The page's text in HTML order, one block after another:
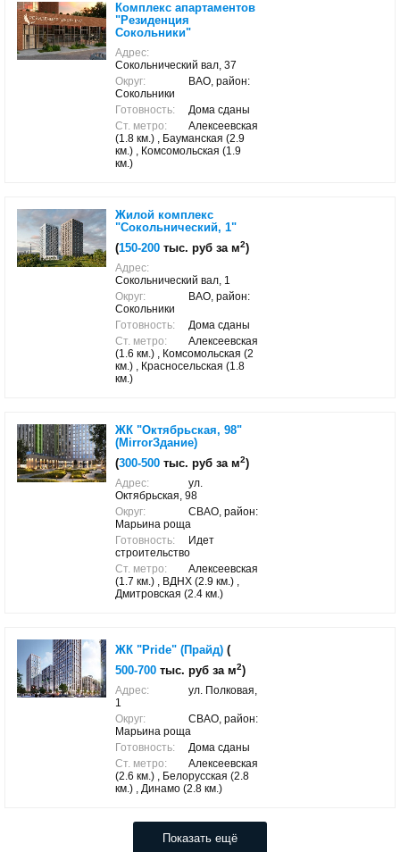
Комплекс апартаментов
"Резиденция
Сокольники"
Адрес:
Сокольнический вал, 37
Округ:
ВАО, район:
Сокольники
Готовность:
Дома сданы
Ст. метро:
Алексеевская
(1.8 км.) , Бауманская (2.9
км.) , Комсомольская (1.9
км.)
Жилой комплекс
"Сокольнический, 1"
(150-200 тыс. руб за м2)
Адрес:
Сокольнический вал, 1
Округ:
ВАО, район:
Сокольники
Готовность:
Дома сданы
Ст. метро:
Алексеевская
(1.6 км.) , Комсомольская (2
км.) , Красносельская (1.8
км.)
ЖК "Октябрьская, 98"
(MirrorЗдание)
(300-500 тыс. руб за м2)
Адрес:
ул.
Октябрьская, 98
Округ:
СВАО, район:
Марьина роща
Готовность:
Идет
строительство
Ст. метро:
Алексеевская
(1.7 км.) , ВДНХ (2.9 км.) ,
Дмитровская (2.4 км.)
ЖК "Pride" (Прайд) (
500-700 тыс. руб за м2)
Адрес:
ул. Полковая,
1
Округ:
СВАО, район:
Марьина роща
Готовность:
Дома сданы
Ст. метро:
Алексеевская
(2.6 км.) , Белорусская (2.8
км.) , Динамо (2.8 км.)
Показать ещё